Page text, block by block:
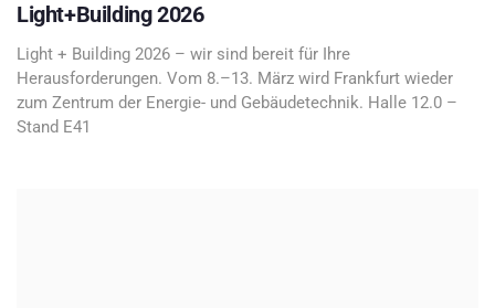
Light+Building 2026
Light + Building 2026 – wir sind bereit für Ihre
Herausforderungen. Vom 8.–13. März wird Frankfurt wieder
zum Zentrum der Energie- und Gebäudetechnik. Halle 12.0 –
Stand E41